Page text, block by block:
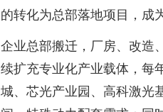
的转化为总部落地项目，成
企业总部搬迁，厂房、改造
续扩充专业化产业载体，每
城、芯光产业园、高科激光